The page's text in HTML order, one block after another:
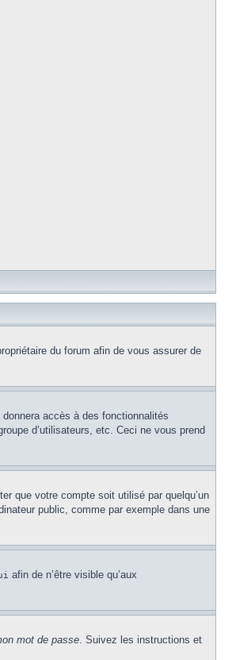
du forum afin de vous assurer de
accès à des fonctionnalités
d’utilisateurs, etc. Ceci ne vous prend
que votre compte soit utilisé par quelqu’un
public, comme par exemple dans une
afin de n’être visible qu’aux
mot de passe. Suivez les instructions et